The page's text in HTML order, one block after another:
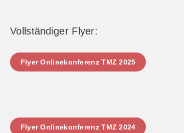
Vollständiger Flyer:
Flyer Onlinekonferenz TMZ 2025
Flyer Onlinekonferenz TMZ 2024